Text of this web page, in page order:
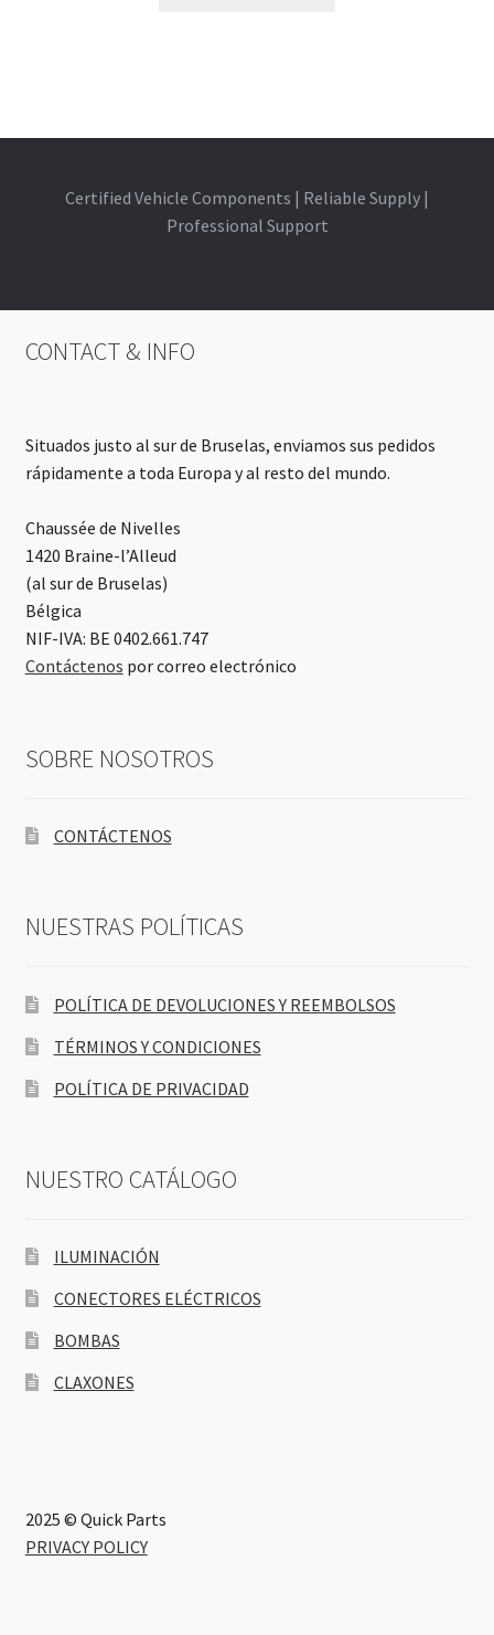
Certified Vehicle Components | Reliable Supply |
Professional Support
CONTACT & INFO
Situados justo al sur de Bruselas, enviamos sus pedidos
rápidamente a toda Europa y al resto del mundo.
Chaussée de Nivelles
1420 Braine-l’Alleud
(al sur de Bruselas)
Bélgica
NIF-IVA: BE 0402.661.747
Contáctenos por correo electrónico
SOBRE NOSOTROS
CONTÁCTENOS
NUESTRAS POLÍTICAS
POLÍTICA DE DEVOLUCIONES Y REEMBOLSOS
TÉRMINOS Y CONDICIONES
POLÍTICA DE PRIVACIDAD
NUESTRO CATÁLOGO
ILUMINACIÓN
CONECTORES ELÉCTRICOS
BOMBAS
CLAXONES
2025 © Quick Parts
PRIVACY POLICY